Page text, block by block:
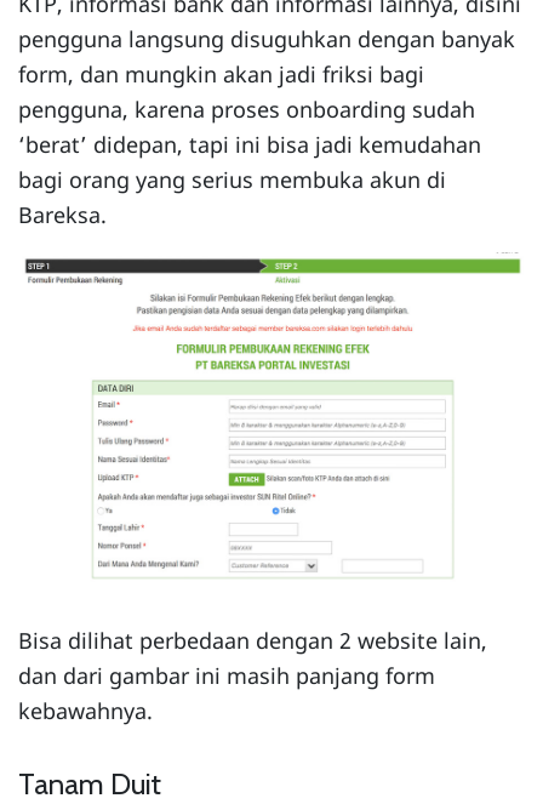
pengguna langsung disuguhkan dengan banyak
form, dan mungkin akan jadi friksi bagi
pengguna, karena proses onboarding sudah
‘berat’ didepan, tapi ini bisa jadi kemudahan
bagi orang yang serius membuka akun di
Bareksa.
Bisa dilihat perbedaan dengan 2 website lain,
dan dari gambar ini masih panjang form
kebawahnya.
Tanam Duit